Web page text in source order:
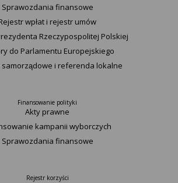
Sprawozdania finansowe
wpłat i rejestr umów
Rzeczypospolitej Polskiej
do Parlamentu Europejskiego
samorządowe i referenda lokalne
Finansowanie polityki
Akty prawne
kampanii wyborczych
Sprawozdania finansowe
Rejestr korzyści